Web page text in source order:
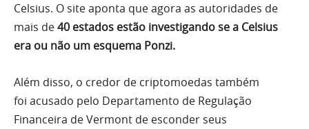
Celsius. O site aponta que agora as autoridades de
mais de40 estados estão investigando se a Celsius
era ou não um esquema Ponzi.
Além disso, o credor de criptomoedas também
foi acusado pelo Departamento de Regulação
Financeira de Vermont de esconder seus